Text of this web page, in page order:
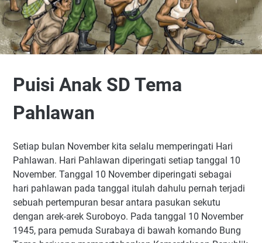
Puisi Anak SD Tema
Pahlawan
Setiap bulan November kita selalu memperingati Hari
Pahlawan. Hari Pahlawan diperingati setiap tanggal 10
November. Tanggal 10 November diperingati sebagai
hari pahlawan pada tanggal itulah dahulu pernah terjadi
sebuah pertempuran besar antara pasukan sekutu
dengan arek-arek Suroboyo. Pada tanggal 10 November
1945, para pemuda Surabaya di bawah komando Bung